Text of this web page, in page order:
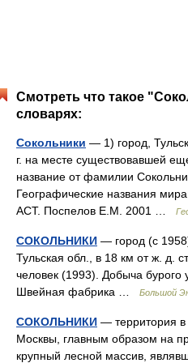
Смотреть что такое
словарях:
Сокольники — 1) город,
г. на месте существовавшей
название от фамилии
Географические названия
АСТ. Поспелов Е.М. 2001 …
СОКОЛЬНИКИ — город (с
Тульская обл., в 18 км от ж. д.
человек (1993). Добыча бурого
Швейная фабрика …
Большой
СОКОЛЬНИКИ — территория в
Москвы, главным образом на
крупный лесной массив,